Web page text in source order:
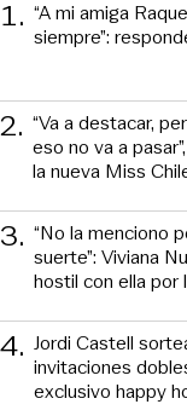
1. “A mi amiga
siempre”:
2. “Va a destacar,
eso no va a
la nueva Miss
3. “No la menciono
suerte”: Viviana
hostil con ella por
4. Jordi Castell
invitaciones
exclusivo happy